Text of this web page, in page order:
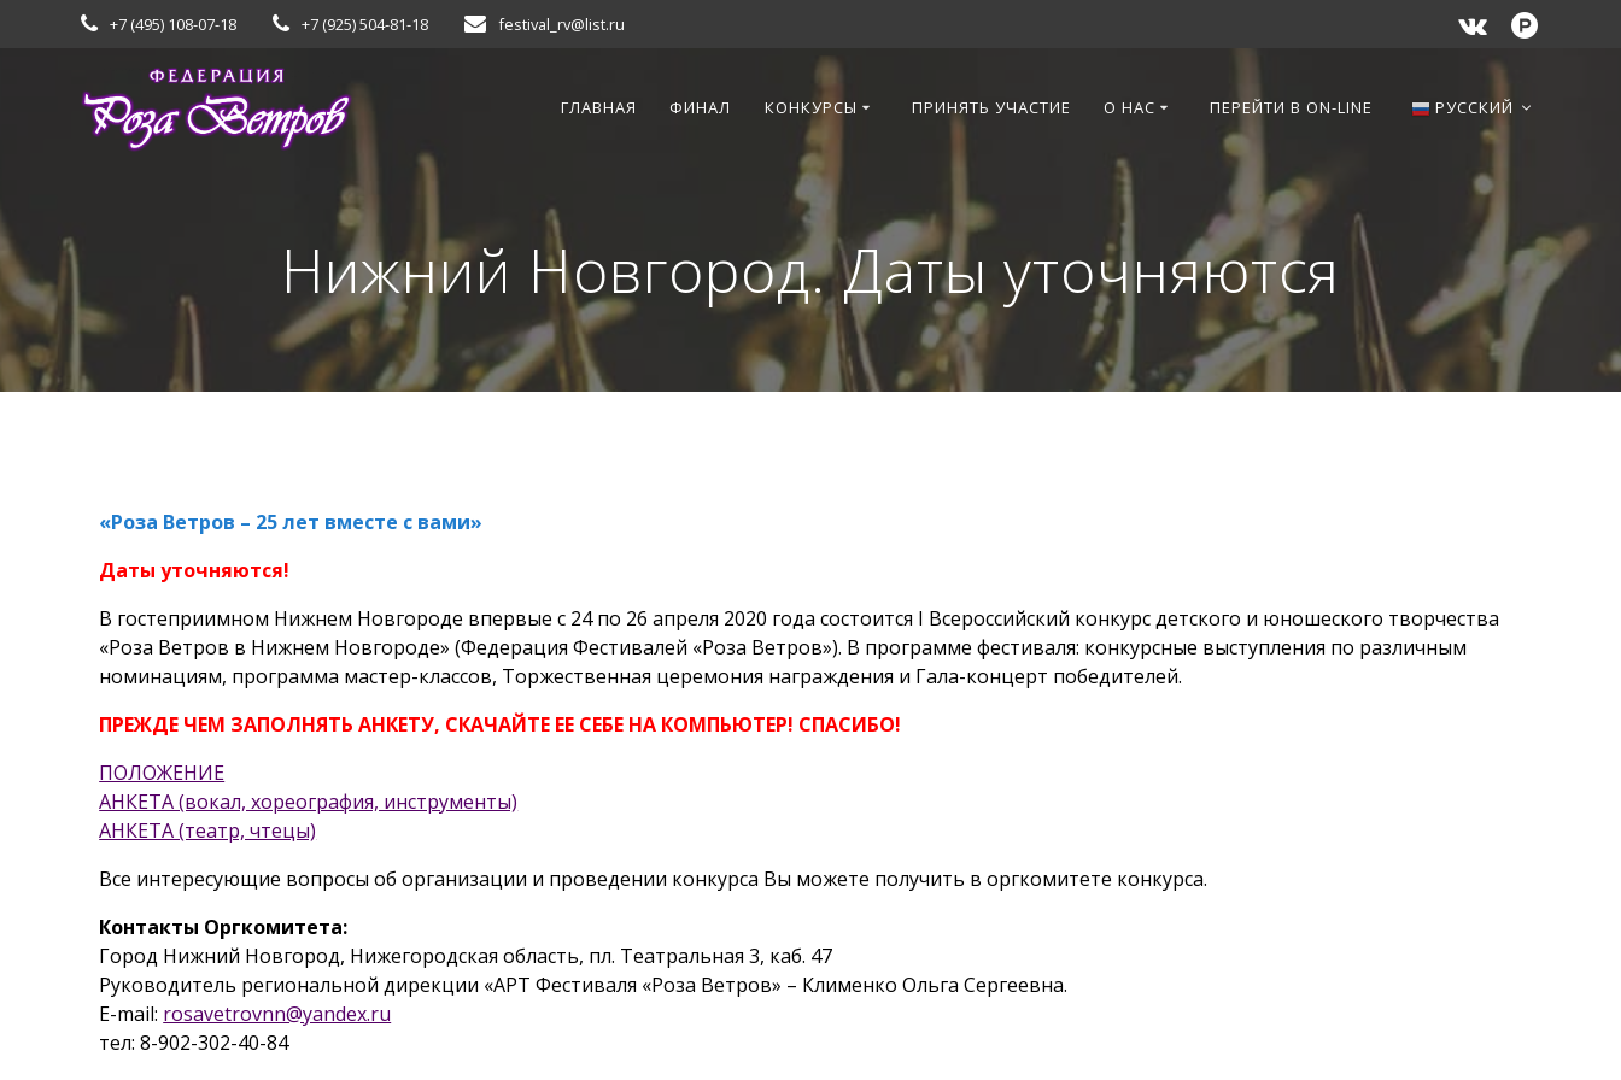
+7 (495) 108-07-18 +7 (925) 504-81-18 festival_rv@list.ru
ГЛАВНАЯ ФИНАЛ КОНКУРСЫ ПРИНЯТЬ УЧАСТИЕ О НАС ПЕРЕЙТИ В ON-LINE РУССКИЙ
Нижний Новгород. Даты уточняются
«Роза Ветров – 25 лет вместе с вами»
Даты уточняются!
В гостеприимном Нижнем Новгороде впервые с 24 по 26 апреля 2020 года состоится I Всероссийский конкурс детского и юношеского творчества
«Роза Ветров в Нижнем Новгороде» (Федерация Фестивалей «Роза Ветров»). В программе фестиваля: конкурсные выступления по различным
номинациям, программа мастер-классов, Торжественная церемония награждения и Гала-концерт победителей.
ПРЕЖДЕ ЧЕМ ЗАПОЛНЯТЬ АНКЕТУ, СКАЧАЙТЕ ЕЕ СЕБЕ НА КОМПЬЮТЕР! СПАСИБО!
ПОЛОЖЕНИЕ
АНКЕТА (вокал, хореография, инструменты)
АНКЕТА (театр, чтецы)
Все интересующие вопросы об организации и проведении конкурса Вы можете получить в оргкомитете конкурса.
Контакты Оргкомитета:
Город Нижний Новгород, Нижегородская область, пл. Театральная 3, каб. 47
Руководитель региональной дирекции «АРТ Фестиваля «Роза Ветров» – Клименко Ольга Сергеевна.
E-mail: rosavetrovnn@yandex.ru
тел: 8-902-302-40-84